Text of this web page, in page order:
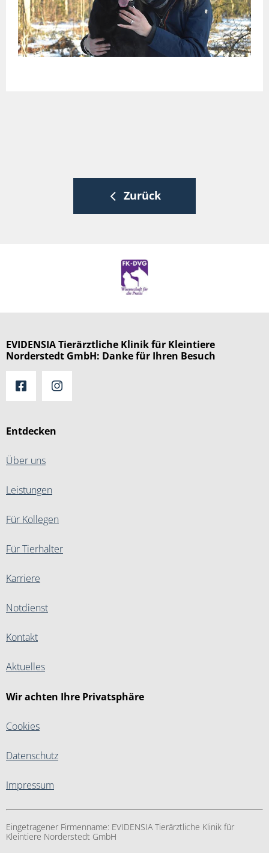
Zurück
Entdecken
Über uns
Leistungen
Für Kollegen
Für Tierhalter
Karriere
Notdienst
Kontakt
Aktuelles
Wir achten Ihre Privatsphäre
Cookies
Datenschutz
Impressum
EVIDENSIA Tierärztliche Klinik für Kleintiere
Norderstedt GmbH: Danke für Ihren Besuch
Eingetragener Firmenname: EVIDENSIA Tierärztliche Klinik für
Kleintiere Norderstedt GmbH